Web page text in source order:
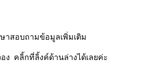
าสอบถามข้อมูลเพิ่มเติม
ง คลิ้กที่ลิ้งค์ด้านล่างได้เลยค่ะ